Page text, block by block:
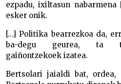
ezpadu, ixiltasun
esker onik.
[…] Politika bearrezkoa da,
ba-degu geurea, ta
gaiñontzekoek izatea.
Bertsolari jaialdi bat,